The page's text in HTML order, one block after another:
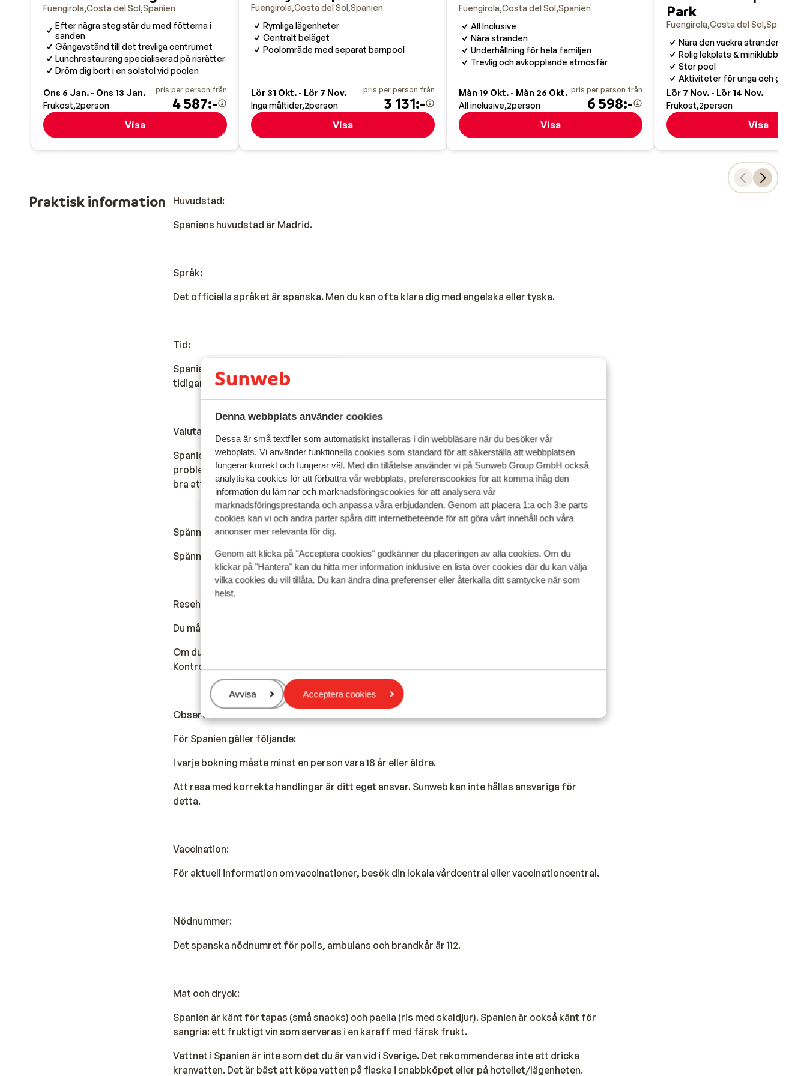
Denna webbplats använder cookies
Dessa är små textfiler som automatiskt installeras i din webbläsare när du besöker vår
webbplats. Vi använder funktionella cookies som standard för att säkerställa att webbplatsen
fungerar korrekt och fungerar väl. Med din tillåtelse använder vi på Sunweb Group GmbH också
analytiska cookies för att förbättra vår webbplats, preferenscookies för att komma ihåg den
information du lämnar och marknadsföringscookies för att analysera vår
marknadsföringsprestanda och anpassa våra erbjudanden. Genom att placera 1:a och 3:e parts
cookies kan vi och andra parter spåra ditt internetbeteende för att göra vårt innehåll och våra
annonser mer relevanta för dig.
Genom att klicka på "Acceptera cookies" godkänner du placeringen av alla cookies. Om du
klickar på "Hantera" kan du hitta mer information inklusive en lista över cookies där du kan välja
vilka cookies du vill tillåta. Du kan ändra dina preferenser eller återkalla ditt samtycke när som
helst.
Hantera
Avvisa Acceptera cookies
Fuengirola Costa del Sol Spanien
Efter några steg står du med fötterna i
sanden
Gångavstånd till det trevliga centrumet
Lunchrestaurang specialiserad på risrätter
Dröm dig bort i en solstol vid poolen
Ons 6 Jan. - Ons 13 Jan.
Frukost 2person
pris per person från
4 587:-
Visa
Fuengirola Costa del Sol Spanien
Rymliga lägenheter
Centralt beläget
Poolområde med separat barnpool
Lör 31 Okt. - Lör 7 Nov.
Inga måltider 2person
pris per person från
3 131:-
Visa
Fuengirola Costa del Sol Spanien
All Inclusive
Nära stranden
Underhållning för hela familjen
Trevlig och avkopplande atmosfär
Mån 19 Okt. - Mån 26 Okt.
All inclusive 2person
pris per person från
6 598:-
Visa
Park
Fuengirola Costa del Sol Spanien
Nära den vackra stranden
Rolig lekplats & miniklubb
Stor pool
Aktiviteter för unga och gamla
Lör 7 Nov. - Lör 14 Nov.
Frukost 2person
Visa
Praktisk information
Huvudstad:
Spaniens huvudstad är Madrid.
Språk:
Det officiella språket är spanska. Men du kan ofta klara dig med engelska eller tyska.
Tid:
Spanien har ingen tidsskillnad med Sverige. Förutom på Kanarieöarna, där det är 1 timme
tidigare än i Sverige. Detta gäller både sommar- och vintertid.
Valuta:
Spaniens officiella valuta är euro. Att ta ut kontanter i Spanien och på Kanarieöarna är inga
problem. Det finns uttagsautomater nästan överallt där du kan ta ut kontanter. Det går också
bra att betala med kreditkort på många ställen.
Spänning:
Spänningen är 230 volt.
Resehandlingar:
Du måste ha ett giltigt pass eller ett nationellt ID-kort.
Om du inte har svenskt medborgarskap är det viktigt att kontrollera om andra regler gäller.
Kontrollera med ambassaden för det land du vill resa till och de länder du reser igenom.
Observera!
För Spanien gäller följande:
I varje bokning måste minst en person vara 18 år eller äldre.
Att resa med korrekta handlingar är ditt eget ansvar. Sunweb kan inte hållas ansvariga för
detta.
Vaccination:
För aktuell information om vaccinationer, besök din lokala vårdcentral eller vaccinationcentral.
Nödnummer:
Det spanska nödnumret för polis, ambulans och brandkår är 112.
Mat och dryck:
Spanien är känt för tapas (små snacks) och paella (ris med skaldjur). Spanien är också känt för
sangria: ett fruktigt vin som serveras i en karaff med färsk frukt.
Vattnet i Spanien är inte som det du är van vid i Sverige. Det rekommenderas inte att dricka
kranvatten. Det är bäst att köpa vatten på flaska i snabbköpet eller på hotellet/lägenheten.